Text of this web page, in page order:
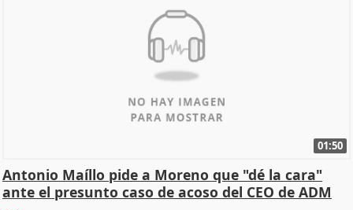
01:50
Antonio Maíllo pide a Moreno que "dé la cara"
ante el presunto caso de acoso del CEO de ADM